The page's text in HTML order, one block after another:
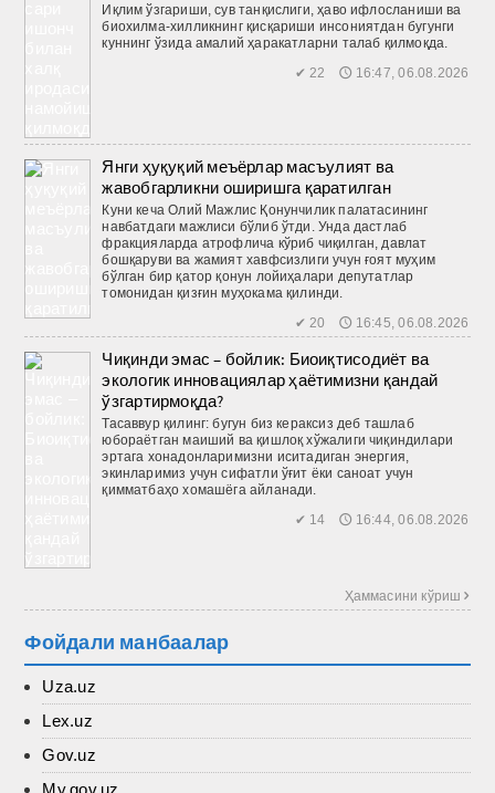
Иқлим ўзгариши, сув танқислиги, ҳаво ифлосланиши ва
биохилма-хилликнинг қисқариши инсониятдан бугунги
куннинг ўзида амалий ҳаракатларни талаб қилмоқда.
✔ 22 🕔 16:47, 06.08.2026
Янги ҳуқуқий меъёрлар масъулият ва
жавобгарликни оширишга қаратилган
Куни кеча Олий Мажлис Қонунчилик палатасининг
навбатдаги мажлиси бўлиб ўтди. Унда дастлаб
фракцияларда атрофлича кўриб чиқилган, давлат
бошқаруви ва жамият хавфсизлиги учун ғоят муҳим
бўлган бир қатор қонун лойиҳалари депутатлар
томонидан қизғин муҳокама қилинди.
✔ 20 🕔 16:45, 06.08.2026
Чиқинди эмас – бойлик: Биоиқтисодиёт ва
экологик инновациялар ҳаётимизни қандай
ўзгартирмоқда?
Тасаввур қилинг: бугун биз кераксиз деб ташлаб
юбораётган маиший ва қиш­лоқ хўжалиги чиқиндилари
эртага хонадонларимизни иситадиган энергия,
экинларимиз учун сифатли ўғит ёки саноат учун
қимматбаҳо хомашёга айланади.
✔ 14 🕔 16:44, 06.08.2026
Ҳаммасини кўриш 
Фойдали манбаалар
Uza.uz
Lex.uz
Gov.uz
My.gov.uz